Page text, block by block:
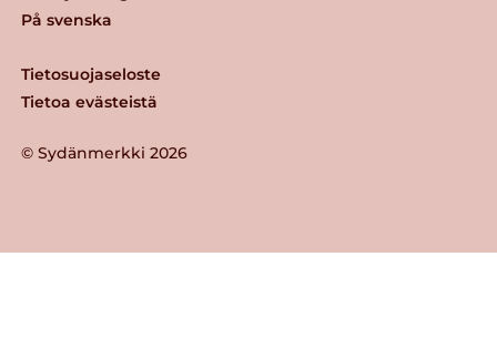
© Sydänmerkki 2026
Tietosuojaseloste
Tietoa evästeistä
På svenska